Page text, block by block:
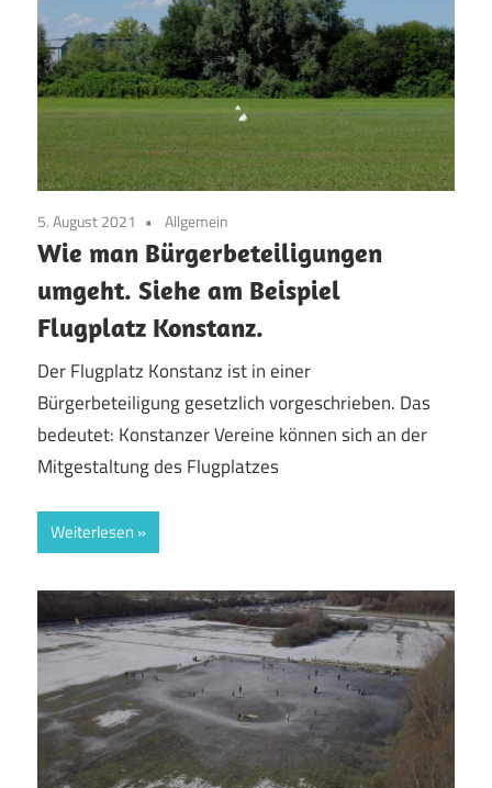
5. August 2021 Allgemein
Wie man Bürgerbeteiligungen
umgeht. Siehe am Beispiel
Flugplatz Konstanz.
Der Flugplatz Konstanz ist in einer
Bürgerbeteiligung gesetzlich vorgeschrieben. Das
bedeutet: Konstanzer Vereine können sich an der
Mitgestaltung des Flugplatzes
Weiterlesen